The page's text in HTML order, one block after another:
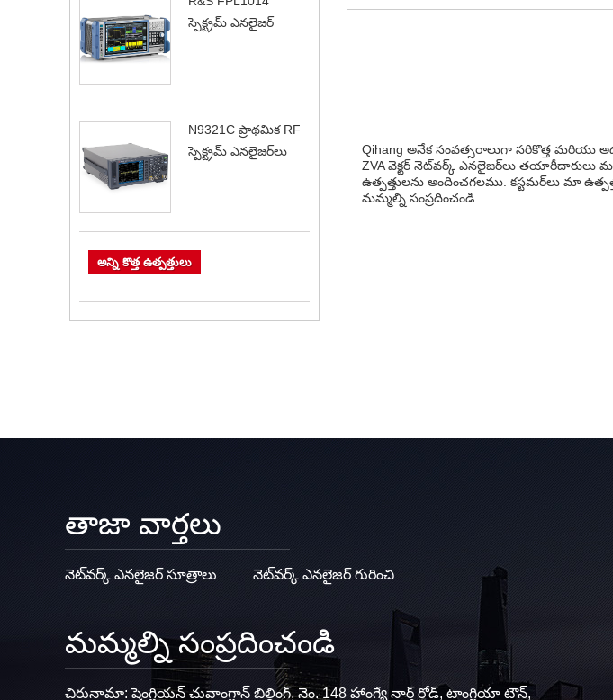
స్పెక్ట్రమ్ ఎనలైజర్
N9321C ప్రాథమిక RF
స్పెక్ట్రమ్ ఎనలైజర్‌లు
అన్ని కొత్త ఉత్పత్తులు
Qihang అనేక సంవత్సరాలుగా సరికొత్త మరియు
ZVA వెక్టర్ నెట్‌వర్క్ ఎనలైజర్‌లు
ఉత్పత్తులను అందించగలము. కస్టమర్‌లు మా
మమ్మల్ని సంప్రదించండి.
తాజా వార్తలు
నెట్‌వర్క్ ఎనలైజర్ సూత్రాలు నెట్‌వర్క్ ఎనలైజర్ గురించి
మమ్మల్ని సంప్రదించండి
చిరునామా: షెంగ్లియన్ చువాంగ్జాన్ బిల్డింగ్, నెం. 148 హాంగ్యే నార్త్ రోడ్, టాంగ్జియా టౌన్,